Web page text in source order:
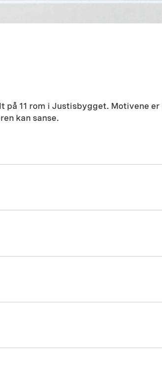
11 rom i Justisbygget. Motivene
kan sanse.